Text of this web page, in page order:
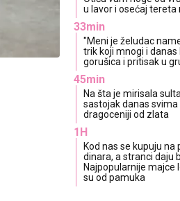
u lavor i osećaj tereta
33min
"Meni je želudac
trik koji mnogi i
gorušica i pritisak u
45min
Na šta je mirisala
sastojak danas
dragoceniji od zlata
1H
Kod nas se kupuju na
dinara, a stranci daju
Najpopularnije majce
su od pamuka